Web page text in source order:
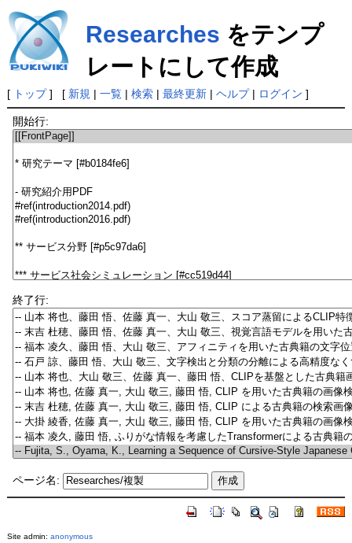
Researches をテンプ
レートにして作成
[ トップ] [ 新規 | 一覧| 検索| 最終更新| ヘルプ| ログイン ]
開始行:
終了行:
ページ名:
Site admin: anonymous